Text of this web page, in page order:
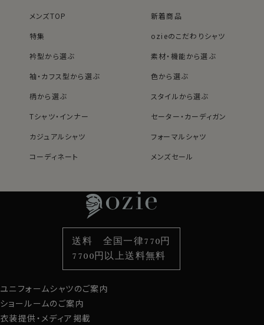
で、カフスボタンもご利用いただけます。
LL-90cm・全１２サイズにてご用意。(サイズ表C)
スポット商品につき再入荷はございませんのでご了承く
ださい。
メンズTOP
新着商品
特集
ozieのこだわりシャツ
衿型から選ぶ
素材・機能から選ぶ
袖・カフス型から選ぶ
色から選ぶ
柄から選ぶ
スタイルから選ぶ
Tシャツ・インナー
セーター・カーディガン
カジュアルシャツ
フォーマルシャツ
コーディネート
メンズセール
袖・カフス型から選ぶ
色から選ぶ
柄から選ぶ
スタイルから選ぶ
カジュアルシャツ
定番シャツ
カフスボタン
サスペンダー
財布・名刺入れ
バッグ
ストール・マフラー
グローブ
ユニフォームシャツのご案内
ショールームのご案内
衣装提供・メディア掲載
送料 全国一律770円
7700円以上送料無料